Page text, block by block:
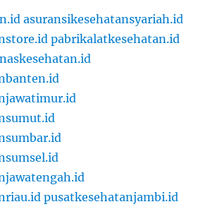
asuransikesehatansyariah.id
pabrikalatkesehatan.id
pusatkesehatanjambi.id